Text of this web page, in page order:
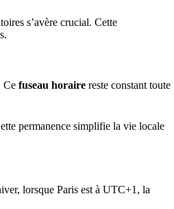
s’avère crucial. Cette
Ce fuseau horaire reste constant toute
permanence simplifie la vie locale
lorsque Paris est à UTC+1, la